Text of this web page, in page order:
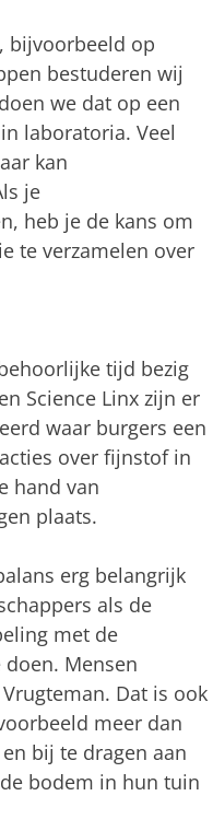
bijvoorbeeld op
bestuderen wij
we dat op een
laboratoria. Veel
kan
je
heb je de kans om
te verzamelen over
tijd bezig
Science Linx zijn er
waar burgers een
over fijnstof in
hand van
plaats.
erg belangrijk
als de
met de
Mensen
Dat is ook
meer dan
bij te dragen aan
bodem in hun tuin